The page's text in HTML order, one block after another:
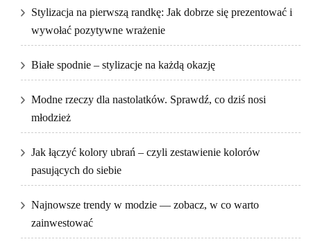
Stylizacja na pierwszą randkę: Jak dobrze się prezentować i
wywołać pozytywne wrażenie
Białe spodnie – stylizacje na każdą okazję
Modne rzeczy dla nastolatków. Sprawdź, co dziś nosi
młodzież
Jak łączyć kolory ubrań – czyli zestawienie kolorów
pasujących do siebie
Najnowsze trendy w modzie — zobacz, w co warto
zainwestować